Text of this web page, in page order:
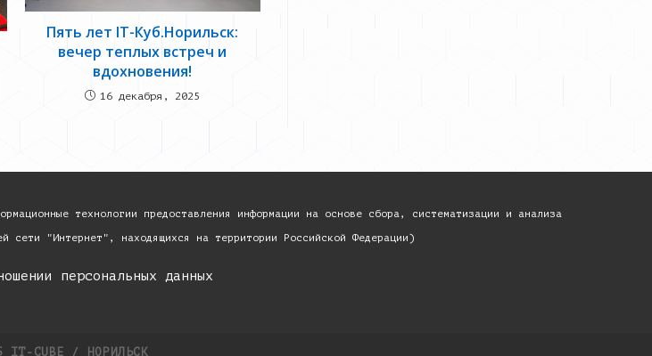
Пять лет IT-Куб.Норильск:
вечер теплых встреч и
вдохновения!
16 декабря, 2025
технологии предоставления информации на основе сбора, систематизации и анализа
сети "Интернет", находящихся на территории Российской Федерации)
персональных данных
IT-CUBE / НОРИЛЬСК